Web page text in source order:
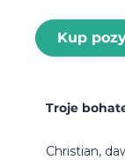
Kup
Troje
Christian,